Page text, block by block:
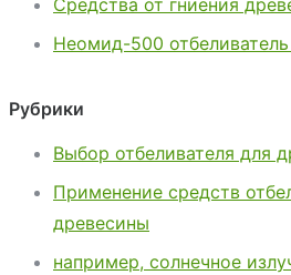
Средства от гниения
Неомид-500
Рубрики
Выбор отбеливателя для
Применение средств
древесины
например, солнечное